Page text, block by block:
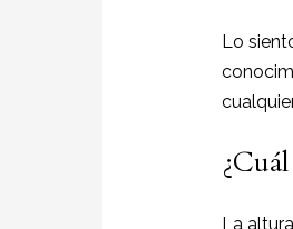
Lo
La